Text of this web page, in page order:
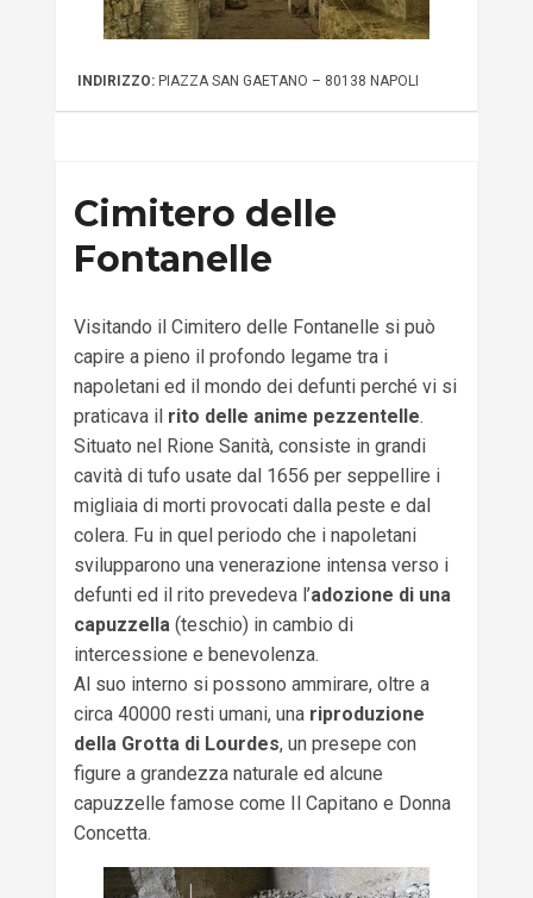
INDIRIZZO:PIAZZA SAN GAETANO – 80138 NAPOLI
Cimitero delle
Fontanelle
Visitando il Cimitero delle Fontanelle si può
capire a pieno il profondo legame tra i
napoletani ed il mondo dei defunti perché vi si
praticava il rito delle anime pezzentelle.
Situato nel Rione Sanità, consiste in grandi
cavità di tufo usate dal 1656 per seppellire i
migliaia di morti provocati dalla peste e dal
colera. Fu in quel periodo che i napoletani
svilupparono una venerazione intensa verso i
defunti ed il rito prevedeva l’adozione di una
capuzzella (teschio) in cambio di
intercessione e benevolenza.
Al suo interno si possono ammirare, oltre a
circa 40000 resti umani, una riproduzione
della Grotta di Lourdes, un presepe con
figure a grandezza naturale ed alcune
capuzzelle famose come Il Capitano e Donna
Concetta.